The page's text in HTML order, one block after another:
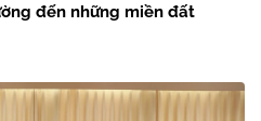
đến những miền đất